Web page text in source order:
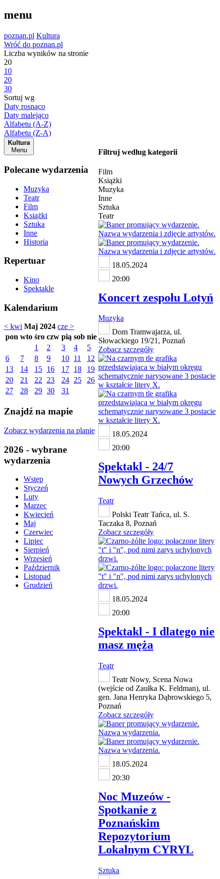
menu
poznan.pl Kultura
Wróć do poznan.pl
Liczba wyników na stronie
20
10
20
30
Sortuj wg
Daty rosnąco
Daty malejąco
Alfabetu (A-Z)
Alfabetu (Z-A)
Kultura
Menu
Polecane wydarzenia
Muzyka
Teatr
Film
Książki
Sztuka
Inne
Historia
Repertuar
Kino
Spektakle
Kalendarium
< kwi Maj 2024 cze >
pon wto śro czw pią sob nie
1
2 3 4
5
6
7 8 9 10 11
12
13
14 15 16 17 18
19
20
21 22 23 24 25
26
27
28 29 30 31
Znajdź na mapie
Zobacz wydarzenia na planie
2026 - wybrane
wydarzenia
Wstęp
Styczeń
Luty
Marzec
Kwiecień
Maj
Czerwiec
Lipiec
Sierpień
Wrzesień
Październik
Listopad
Grudzień
Filtruj według kategorii
Film
Książki
Muzyka
Inne
Sztuka
Teatr
18.05.2024
20:00
Koncert zespołu Lotyń
Muzyka
Dom Tramwajarza, ul.
Słowackiego 19/21, Poznań
Zobacz szczegóły
18.05.2024
20:00
Spektakl - 24/7
Nowych Grzechów
Teatr
Polski Teatr Tańca, ul. S.
Taczaka 8, Poznań
Zobacz szczegóły
18.05.2024
20:00
Spektakl - I dlatego nie
masz męża
Teatr
Teatr Nowy, Scena Nowa
(wejście od Zaułka K. Feldman), ul.
gen. Jana Henryka Dąbrowskiego 5,
Poznań
Zobacz szczegóły
18.05.2024
20:30
Noc Muzeów -
Spotkanie z
Poznańskim
Repozytorium
Lokalnym CYRYL
Sztuka